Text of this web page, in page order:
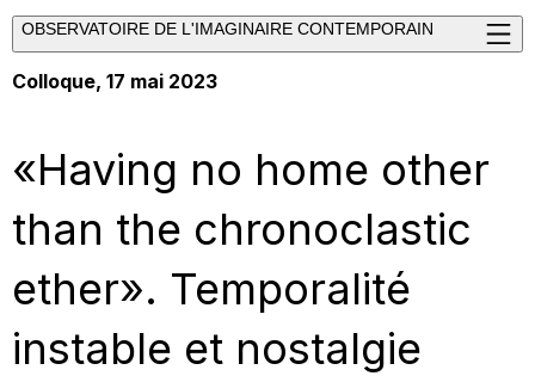
OBSERVATOIRE DE L'IMAGINAIRE CONTEMPORAIN
Colloque, 17 mai 2023
«Having no home other
than the chronoclastic
ether». Temporalité
instable et nostalgie